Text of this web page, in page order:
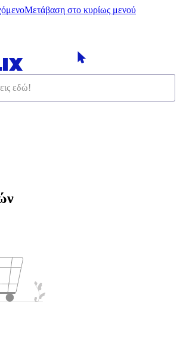
Μετάβαση στο κυρίως μενού